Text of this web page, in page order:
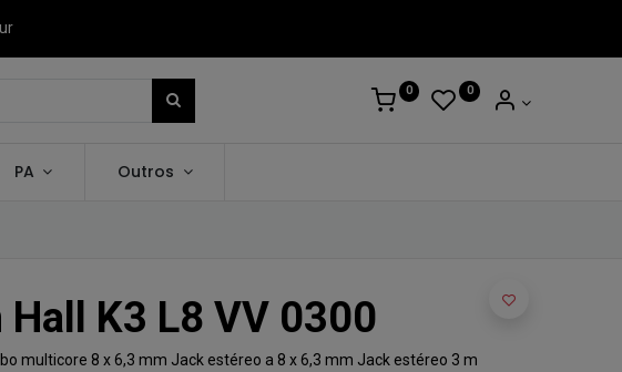
0 0
PA Outros
Hall K3 L8 VV 0300
multicore 8 x 6,3 mm Jack estéreo a 8 x 6,3 mm Jack estéreo 3 m